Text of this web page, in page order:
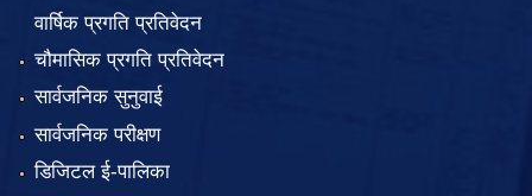
वार्षिक प्रगति प्रतिवेदन
चौमासिक प्रगति प्रतिवेदन
सार्वजनिक सुनुवाई
सार्वजनिक परीक्षण
डिजिटल ई-पालिका